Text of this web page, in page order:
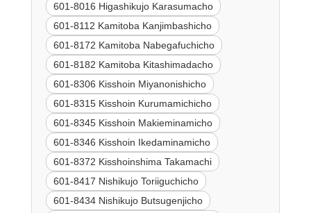
601-8016 Higashikujo Karasumacho
601-8112 Kamitoba Kanjimbashicho
601-8172 Kamitoba Nabegafuchicho
601-8182 Kamitoba Kitashimadacho
601-8306 Kisshoin Miyanonishicho
601-8315 Kisshoin Kurumamichicho
601-8345 Kisshoin Makieminamicho
601-8346 Kisshoin Ikedaminamicho
601-8372 Kisshoinshima Takamachi
601-8417 Nishikujo Toriiguchicho
601-8434 Nishikujo Butsugenjicho